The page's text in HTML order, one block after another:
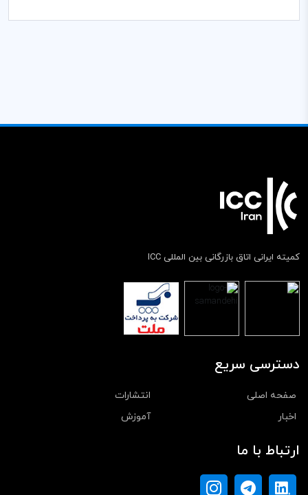
کمیته ایرانی اتاق بازرگانی بین المللی ICC
دسترسی سریع
صفحه اصلی
انتشارات
اخبار
آموزش
ارتباط با ما